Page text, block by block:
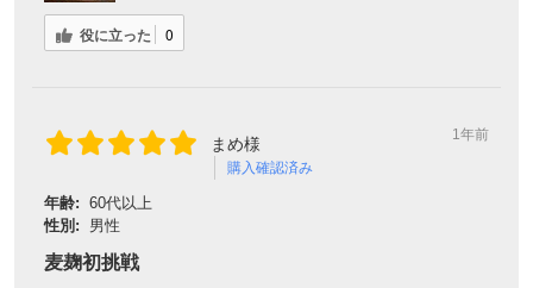
役に立った 0
まめ様
購入確認済み
1年前
年齢: 60代以上
性別:
男性
麦麹初挑戦